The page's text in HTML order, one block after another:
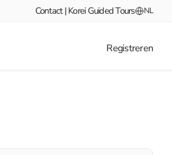
Contact | Korei Guided Tours NL
Registreren